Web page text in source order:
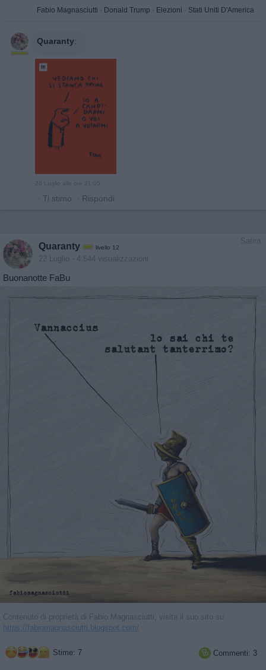
Fabio Magnasciutti · Donald Trump · Elezioni · Stati Uniti D'America
Quaranty:
· Ti stimo · Rispondi
Satira
Quaranty livello 12
22 Luglio - 4.544 visualizzazioni
Buonanotte FaBu
Contenuto di proprietà di Fabio Magnasciutti, visita il suo sito su
https://fabiomagnasciutti.blogspot.com/
Stime: 7  Commenti: 3